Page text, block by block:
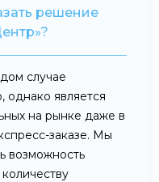
решение
случае
однако является
на рынке даже в
заказе. Мы
возможность